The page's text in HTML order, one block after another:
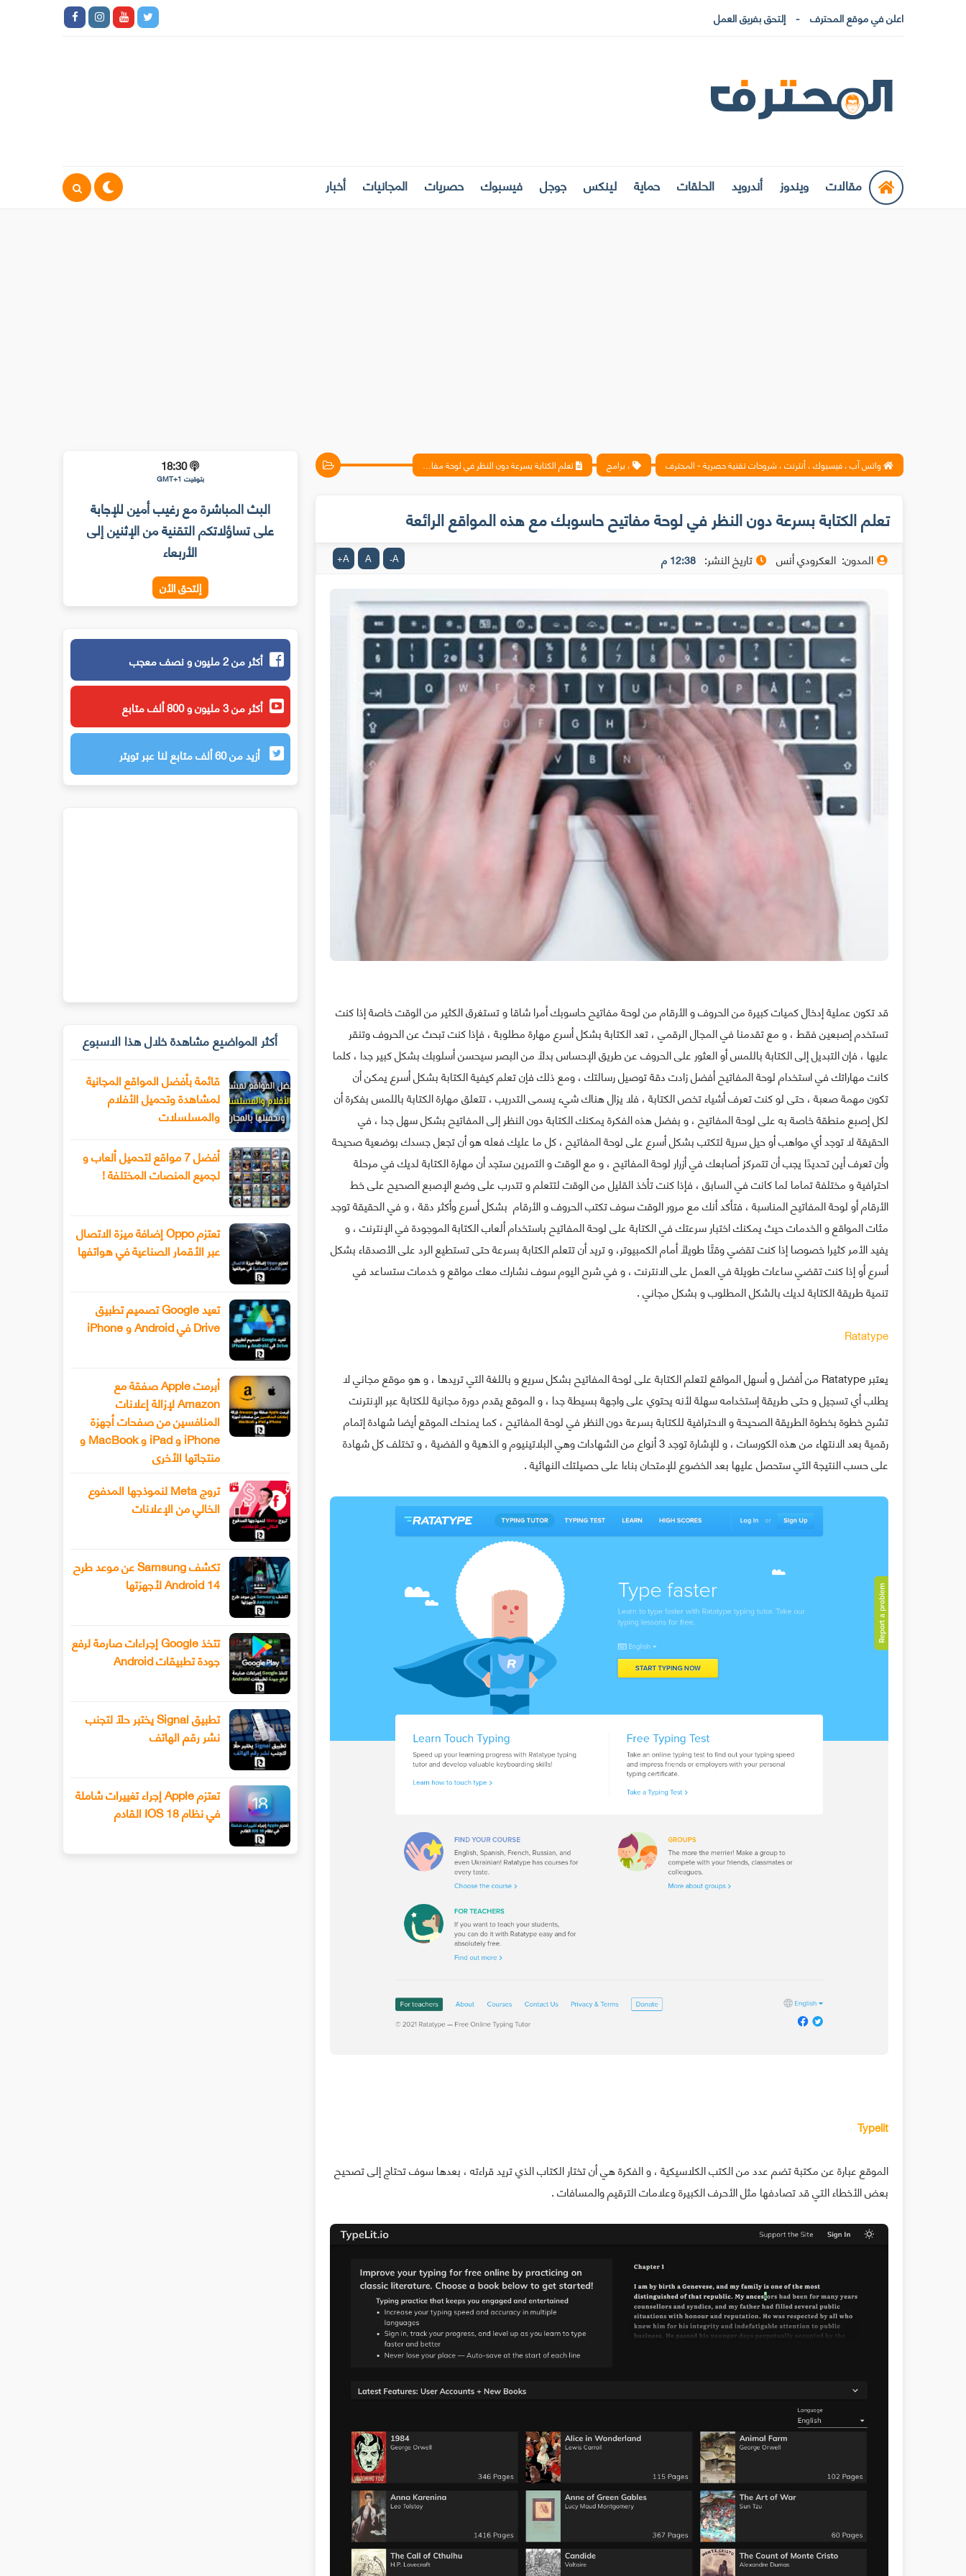
اعلن في موقع المحترف إلتحق بفريق العمل
مقالات ويندوز أندرويد الحلقات حماية لينكس جوجل فيسبوك حصريات المجانيات أخبار
واتس آب ، فيسبوك ، أنترنت ، شروحات تقنية حصرية - المحترف ، برامج تعلم الكتابة بسرعة دون النظر في لوحة مفاتيح حاسوبك مع هذه المواقع الرائعة
تعلم الكتابة بسرعة دون النظر في لوحة مفاتيح حاسوبك مع هذه المواقع الرائعة
المدون: العكرودي أنس تاريخ النشر: 12:38 م A
-
A
A
+
قد تكون عملية إدخال كميات كبيرة من الحروف و الأرقام من لوحة مفاتيح حاسوبك أمرا شاقا و تستغرق الكثير من الوقت خاصة إذا كنت
تستخدم إصبعين فقط ، و مع تقدمنا ​​في المجال الرقمي ، تعد الكتابة بشكل أسرع مهارة مطلوبة ، فإذا كنت تبحث عن الحروف وتنقر
عليها ، فإن التبديل إلى الكتابة باللمس أو العثور على الحروف عن طريق الإحساس بدلاً من البصر سيحسن أسلوبك بشكل كبير جدا ، كلما
كانت مهاراتك في استخدام لوحة المفاتيح أفضل زادت دقة توصيل رسالتك ، ومع ذلك فإن تعلم كيفية الكتابة بشكل أسرع يمكن أن
تكون مهمة صعبة ، حتى لو كنت تعرف أشياء تخص الكتابة ، فلا يزال هناك شيء يسمى التدريب ، تتعلق مهارة الكتابة باللمس بفكرة أن
لكل إصبع منطقة خاصة به على لوحة المفاتيح ، و بفضل هذه الفكرة يمكنك الكتابة دون النظر إلى المفاتيح بشكل سهل جدا ، في
الحقيقة ﻻ ﺗﻮﺟﺪ ﺃﻱ ﻣﻮﺍﻫﺐ ﺃﻭ ﺣﻴﻞ ﺳﺮﻳﺔ ﻟﺘﻜﺘﺐ ﺑﺸﻜﻞ ﺃﺳﺮﻉ ﻋﻠﻰ ﻟﻮﺣﺔ ﺍﻟﻤﻔﺎﺗﻴﺢ ، كل ما عليك فعله ﻫﻮ ﺃﻥ ﺗﺠﻌﻞ ﺟﺴﺪﻙ ﺑﻮﺿﻌﻴﺔ ﺻﺤﻴﺤﺔ
ﻭﺃﻥ ﺗﻌﺮﻑ ﺃﻳﻦ ﺗﺤﺪﻳﺪًﺍ ﻳﺠﺐ ﺃﻥ ﺗﺘﻤﺮﻛﺰ أصابعك في ﺃﺯﺭﺍﺭ ﻟﻮﺣﺔ ﺍﻟﻤﻔﺎﺗﻴﺢ ، و مع الوقت و التمرين ستجد أن مهارة الكتابة لديك في مرحلة
احترافية و مختلفة تماما لما كانت في السابق ، فإذا كنت تأخذ القليل من الوقت لتتعلم و تتدرب على وضع الإصبع الصحيح على خط
الأرقام أو لوحة المفاتيح المناسبة ، فتأكد أنك مع مرور الوقت سوف تكتب الحروف و الأرقام بشكل أسرع وأكثر دقة ، و في الحقيقة توجد
مئات المواقع و الخدمات حيث ﻳﻤﻜﻨﻚ ﺍﺧﺘﺒﺎﺭ ﺳﺮﻋﺘﻚ في الكتابة على لوحة المفاتيح ﺑﺎﺳﺘﺨﺪﺍﻡ ﺃﻟﻌﺎﺏ ﺍﻟﻜﺘﺎﺑﺔ الموجودة في ﺍﻹﻧﺘﺮﻧﺖ ، و
يفيد الأمر كثيرا خصوصا ﺇﺫﺍ ﻛﻨﺖ ﺗﻘﻀﻲ ﻭﻗﺘًﺎ ﻃﻮﻳﻠًﺎ ﺃﻣﺎﻡ ﺍﻟﻜﻤﺒﻴﻮﺗﺮ، و تريد ﺃﻥ ﺗﺘﻌﻠﻢ ﺍﻟﻜﺘﺎﺑﺔ ﺑﺴﺮﻋﺔ ﺣﺘﻰ ﺗﺴﺘﻄﻴﻊ ﺍﻟﺮﺩ ﻋﻠﻰ ﺍﻷﺻﺪﻗﺎﺀ ﺑﺸﻜﻞ
ﺃﺳﺮﻉ ﺃﻭ ﺇﺫﺍ ﻛﻨﺖ تقضي ساعات طويلة في العمل على الانترنت ، و في شرح اليوم سوف نشارك معك مواقع و خدمات ستساعد في
تنمية طريقة الكتابة لديك بالشكل المطلوب و بشكل مجاني .
Ratatype
يعتبر Ratatype ﻣﻦ ﺃﻓﻀﻞ ﻭ ﺃﺳﻬﻞ ﺍﻟﻤﻮﺍﻗﻊ ﻟﺘﻌﻠﻢ ﺍﻟﻜﺘﺎﺑﺔ ﻋﻠﻰ ﻟﻮﺣﺔ ﺍﻟﻤﻔﺎﺗﻴﺢ ﺑﺸﻜﻞ ﺳﺮﻳﻊ ﻭ ﺑﺎﻟﻠﻐﺔ ﺍﻟﺘﻲ ﺗﺮﻳﺪﻫﺎ ، ﻭ ﻫﻮ ﻣﻮﻗﻊ ﻣﺠﺎﻧﻲ ﻻ
ﻳﻄﻠﺐ أي ﺗﺴﺠﻴﻞ و حتى طﺮﻳﻘﺔ ﺇﺳﺘﺨﺪﺍﻣﻪ ﺳﻬﻠﺔ لأنه ﻳﺤﺘﻮﻱ ﻋﻠﻰ ﻭﺍﺟﻬﺔ ﺑﺴﻴﻄﺔ جدا ، و الموقع يقدم ﺩﻭﺭﺓ ﻣﺠﺎﻧﻴﺔ ﻟﻠﻜﺘﺎﺑﺔ ﻋﺒﺮ ﺍﻹﻧﺘﺮﻧﺖ
تشرح ﺧﻄﻮﺓ ﺑﺨﻄﻮﺓ الطريقة الصحيحة و الاحترافية للكتابة بسرعة دون النظر في لوحة المفاتيح ، كما يمنحك الموقع أيضا شهادة إتمام
رقمية بعد الانتهاء من هذه الكورسات ، و ﻟﻺﺷﺎﺭﺓ توجد 3 أنواع ﻣﻦ ﺍﻟﺸﻬﺎﺩﺍﺕ وهي ﺍﻟﺒﻼﺗﻴﻨﻴﻮﻡ ﻭ الذهية ﻭ الفضية ، و تختلف كل شهادة
على حسب ﺍﻟﻨﺘﻴﺠﺔ ﺍﻟﺘﻲ ﺳﺘﺤﺼﻞ عليها ﺑﻌﺪ ﺍﻟﺨﻀﻮﻉ للإمتحان بناءا على حصيلتك النهائية .
Typelit
الموقع عبارة عن مكتبة تضم عدد من الكتب الكلاسيكية ، و الفكرة هي أن تختار ﺍﻟﻜﺘﺎﺏ ﺍﻟﺬﻱ ﺗﺮﻳﺪ ﻗﺮﺍﺀﺗﻪ ، بعدها سوف ﺗﺤﺘﺎﺝ ﺇﻟﻰ ﺗﺼﺤﻴﺢ
بعض الأخطاء التي قد تصادفها مثل ﺍﻷﺣﺮﻑ ﺍﻟﻜﺒﻴﺮﺓ ﻭﻋﻼﻣﺎﺕ ﺍﻟﺘﺮﻗﻴﻢ ﻭﺍﻟﻤﺴﺎﻓﺎﺕ .
18:30
بتوقيت GMT+1
البث المباشرة مع رغيب أمين للإجابة
على تساؤلاتكم التقنية من الإثنين إلى
الأربعاء
إلتحق الأن
أكثر من 2 مليون و نصف معجب
أكثر من 3 مليون و 800 ألف متابع
أزيد من 60 ألف متابع لنا عبر تويتر
أكثر المواضيع مشاهدة خلال هذا الاسبوع
قائمة بأفضل المواقع المجانية
لمشاهدة وتحميل الأفلام
والمسلسلات
أفضل 7 مواقع لتحميل ألعاب و
لجميع المنصات المختلفة !
تعتزم Oppo إضافة ميزة الاتصال
عبر الأقمار الصناعية في هواتفها
تعيد Google تصميم تطبيق
Drive في Android و iPhone
أبرمت Apple صفقة مع
Amazon لإزالة إعلانات
المنافسين من صفحات أجهزة
iPhone و iPad و MacBook و
منتجاتها الأخرى
تروج Meta لنموذجها المدفوع
الخالي من الإعلانات
تكشف Samsung عن موعد طرح
Android 14 لأجهزتها
تتخذ Google إجراءات صارمة لرفع
جودة تطبيقات Android
تطبيق Signal يختبر حلًا لتجنب
نشر رقم الهاتف
تعتزم Apple إجراء تغييرات شاملة
في نظام IOS 18 القادم